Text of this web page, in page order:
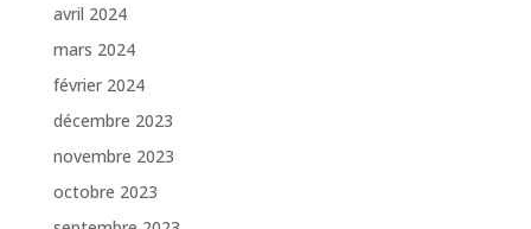
avril 2024
mars 2024
février 2024
décembre 2023
novembre 2023
octobre 2023